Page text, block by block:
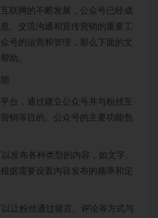
联网的不断发展，公众号已经成
、交流沟通和宣传营销的重要工
号的运营和管理，那么下面的文
助。
台，通过建立公众号并与粉丝互
销等目的。公众号的主要功能包
发布各种类型的内容，如文字、
据需要设置内容发布的频率和定
让粉丝通过留言、评论等方式与